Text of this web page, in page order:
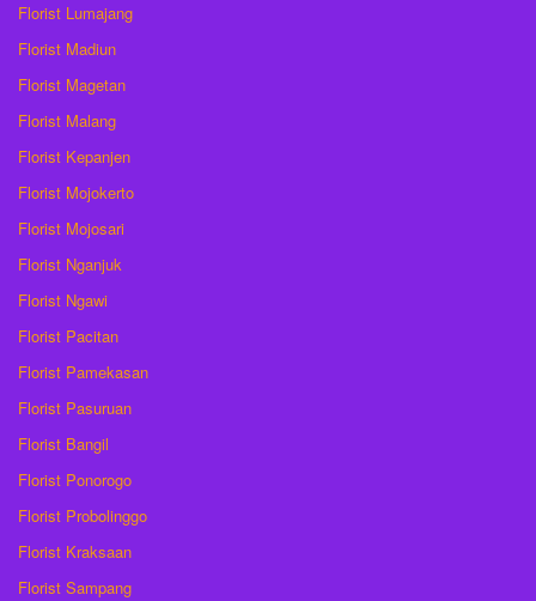
Florist Lumajang
Florist Madiun
Florist Magetan
Florist Malang
Florist Kepanjen
Florist Mojokerto
Florist Mojosari
Florist Nganjuk
Florist Ngawi
Florist Pacitan
Florist Pamekasan
Florist Pasuruan
Florist Bangil
Florist Ponorogo
Florist Probolinggo
Florist Kraksaan
Florist Sampang